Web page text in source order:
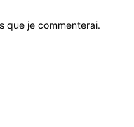
que je commenterai.